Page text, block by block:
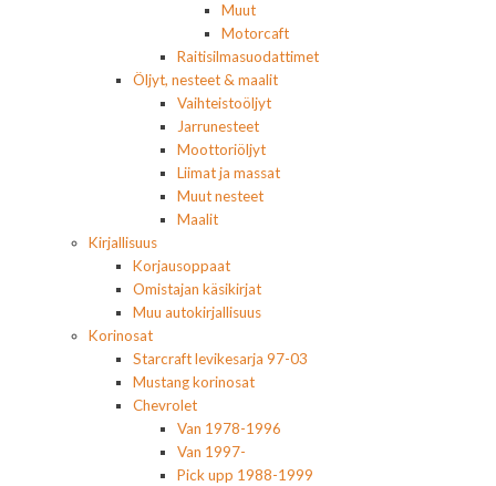
Muut
Motorcaft
Raitisilmasuodattimet
Öljyt, nesteet & maalit
Vaihteistoöljyt
Jarrunesteet
Moottoriöljyt
Liimat ja massat
Muut nesteet
Maalit
Kirjallisuus
Korjausoppaat
Omistajan käsikirjat
Muu autokirjallisuus
Korinosat
Starcraft levikesarja 97-03
Mustang korinosat
Chevrolet
Van 1978-1996
Van 1997-
Pick upp 1988-1999